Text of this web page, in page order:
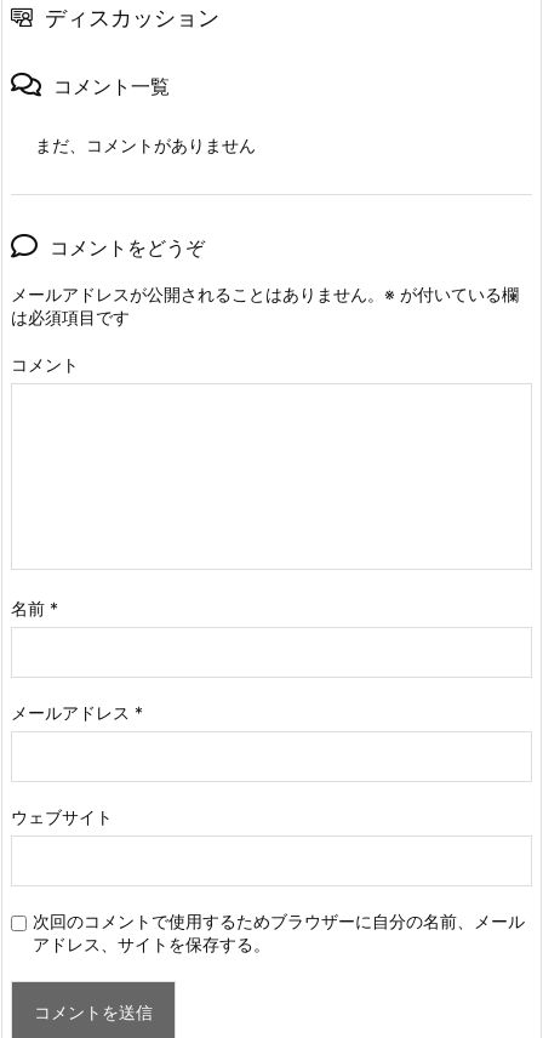
ディスカッション
コメント一覧
まだ、コメントがありません
コメントをどうぞ
メールアドレスが公開されることはありません。 ※ が付いている欄
は必須項目です
コメント
名前 *
メールアドレス *
ウェブサイト
次回のコメントで使用するためブラウザーに自分の名前、メール
アドレス、サイトを保存する。